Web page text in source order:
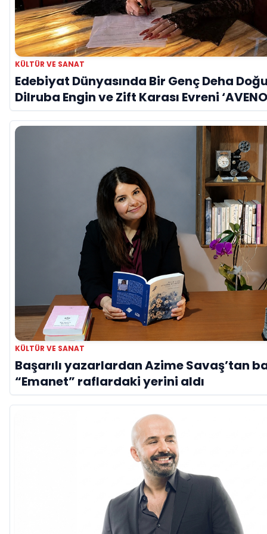
KÜLTÜR VE SANAT
Edebiyat Dünyasında Bir Genç Deha
Dilruba Engin ve Zift Karası Evreni
KÜLTÜR VE SANAT
Başarılı yazarlardan Azime Savaş’tan
“Emanet” raflardaki yerini aldı